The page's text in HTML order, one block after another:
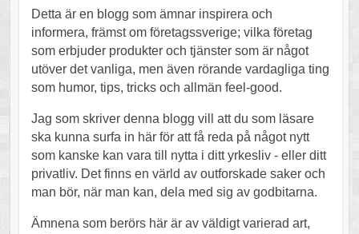
Detta är en blogg som ämnar inspirera och
informera, främst om företagssverige; vilka företag
som erbjuder produkter och tjänster som är något
utöver det vanliga, men även rörande vardagliga ting
som humor, tips, tricks och allmän feel-good.
Jag som skriver denna blogg vill att du som läsare
ska kunna surfa in här för att få reda på något nytt
som kanske kan vara till nytta i ditt yrkesliv - eller ditt
privatliv. Det finns en värld av outforskade saker och
man bör, när man kan, dela med sig av godbitarna.
Ämnena som berörs här är av väldigt varierad art,